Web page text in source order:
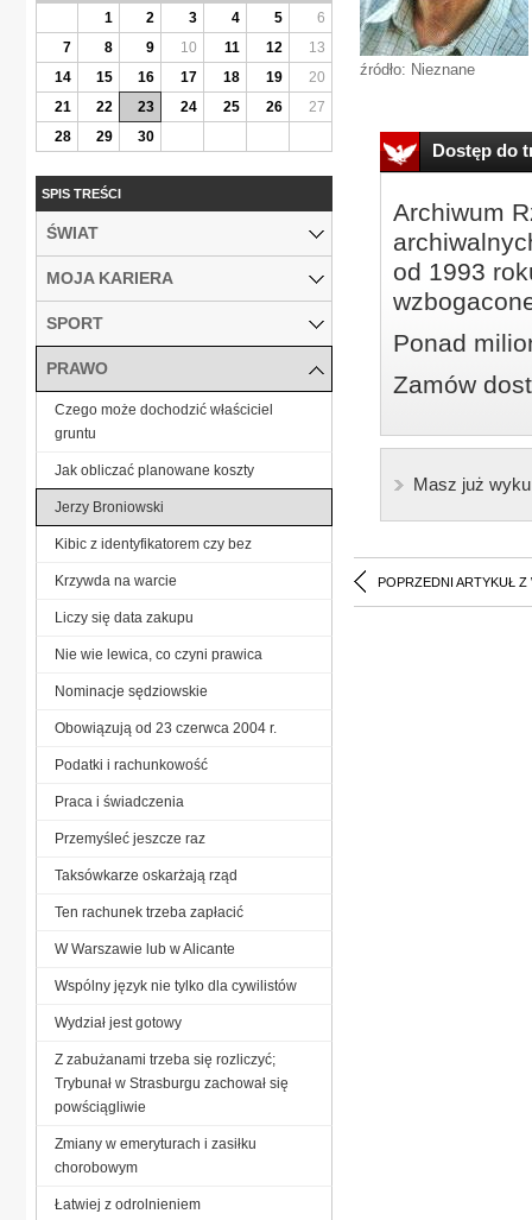
źródło: Nieznane
Dostęp do
Archiwum
od 1993
Ponad
Zamów
Masz już
POPRZEDNI ARTYKUŁ Z
1
2 3 4 5
6
7
8 9 10 11 12
13
14
15 16 17 18 19
20
21
22 23 24 25 26
27
28
29 30
SPIS TREŚCI
ŚWIAT
MOJA KARIERA
SPORT
PRAWO
Czego może dochodzić właściciel
gruntu
Jak obliczać planowane koszty
Jerzy Broniowski
Kibic z identyfikatorem czy bez
Krzywda na warcie
Liczy się data zakupu
Nie wie lewica, co czyni prawica
Nominacje sędziowskie
Obowiązują od 23 czerwca 2004 r.
Podatki i rachunkowość
Praca i świadczenia
Przemyśleć jeszcze raz
Taksówkarze oskarżają rząd
Ten rachunek trzeba zapłacić
W Warszawie lub w Alicante
Wspólny język nie tylko dla cywilistów
Wydział jest gotowy
Z zabużanami trzeba się rozliczyć;
Trybunał w Strasburgu zachował się
powściągliwie
Zmiany w emeryturach i zasiłku
chorobowym
Łatwiej z odrolnieniem